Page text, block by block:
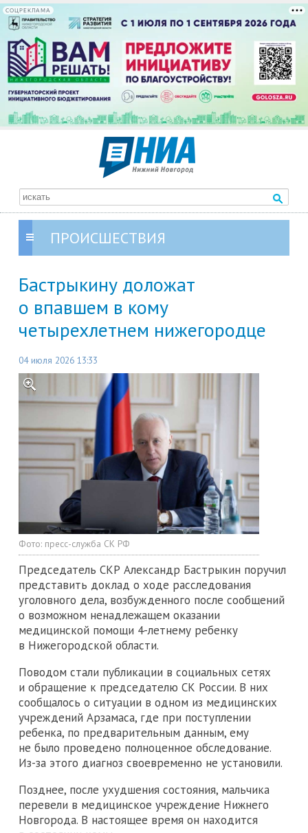
СОЦРЕКЛАМА
ПРОИСШЕСТВИЯ
Бастрыкину доложат
о впавшем в кому
четырехлетнем нижегородце
04 июля 2026 13:33
Фото: пресс-служба СК РФ
Председатель СКР Александр Бастрыкин поручил
представить доклад о ходе расследования
уголовного дела, возбужденного после сообщений
о возможном ненадлежащем оказании
медицинской помощи 4-летнему ребенку
в Нижегородской области.
Поводом стали публикации в социальных сетях
и обращение к председателю СК России. В них
сообщалось о ситуации в одном из медицинских
учреждений Арзамаса, где при поступлении
ребенка, по предварительным данным, ему
не было проведено полноценное обследование.
Из-за этого диагноз своевременно не установили.
Позднее, после ухудшения состояния, мальчика
перевели в медицинское учреждение Нижнего
Новгорода. В настоящее время он находится